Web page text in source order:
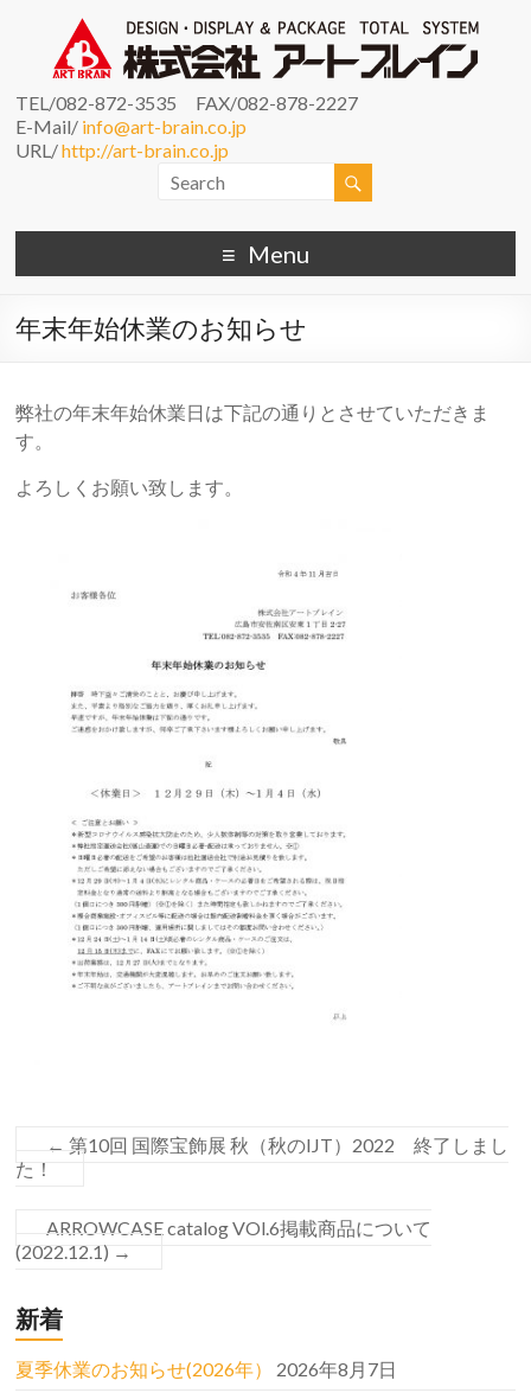
TEL/082-872-3535 FAX/082-878-2227
E-Mail/ info@art-brain.co.jp
URL/http://art-brain.co.jp
Menu
年末年始休業のお知らせ
弊社の年末年始休業日は下記の通りとさせていただきま
す。
よろしくお願い致します。
← 第10回 国際宝飾展 秋（秋のIJT）2022 終了しまし
た！
ARROWCASE catalog VOl.6掲載商品について
(2022.12.1) →
新着
夏季休業のお知らせ(2026年）
2026年8月7日